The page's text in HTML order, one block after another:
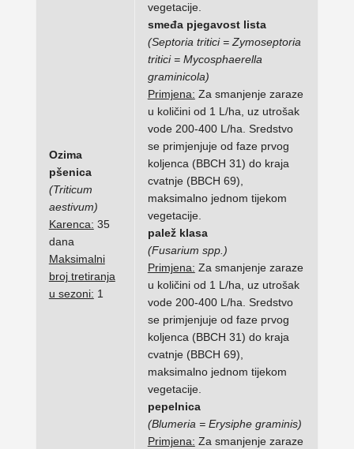
Ozima
pšenica
(Triticum
aestivum)
Karenca: 35
dana
Maksimalni
broj tretiranja
u sezoni: 1
vegetacije.
smeđa pjegavost lista
(Septoria tritici = Zymoseptoria
tritici = Mycosphaerella
graminicola)
Primjena: Za smanjenje zaraze
u količini od 1 L/ha, uz utrošak
vode 200-400 L/ha. Sredstvo
se primjenjuje od faze prvog
koljenca (BBCH 31) do kraja
cvatnje (BBCH 69),
maksimalno jednom tijekom
vegetacije.
palež klasa
(Fusarium spp.)
Primjena: Za smanjenje zaraze
u količini od 1 L/ha, uz utrošak
vode 200-400 L/ha. Sredstvo
se primjenjuje od faze prvog
koljenca (BBCH 31) do kraja
cvatnje (BBCH 69),
maksimalno jednom tijekom
vegetacije.
pepelnica
(Blumeria = Erysiphe graminis)
Primjena: Za smanjenje zaraze